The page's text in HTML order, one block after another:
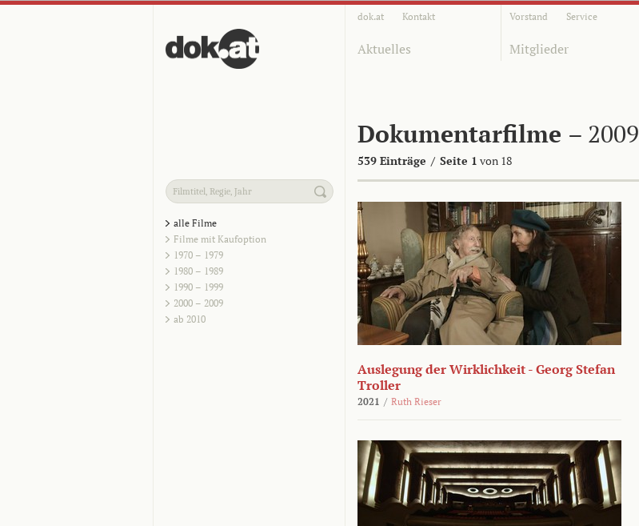
dok.at Kontakt Vorstand Service
Aktuelles Mitglieder
Dokumentarfilme – 2009
539 Einträge / Seite 1 von 18
alle Filme
Filme mit Kaufoption
1970 – 1979
1980 – 1989
1990 – 1999
2000 – 2009
ab 2010
Auslegung der Wirklichkeit - Georg Stefan
Troller
2021 / Ruth Rieser